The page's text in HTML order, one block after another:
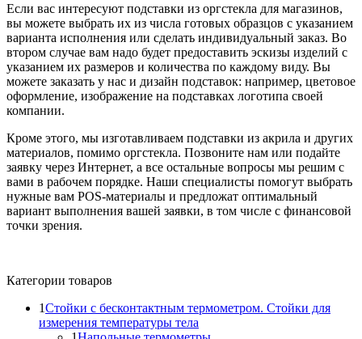
Если вас интересуют подставки из оргстекла для магазинов,
вы можете выбрать их из числа готовых образцов с указанием
варианта исполнения или сделать индивидуальный заказ. Во
втором случае вам надо будет предоставить эскизы изделий с
указанием их размеров и количества по каждому виду. Вы
можете заказать у нас и дизайн подставок: например, цветовое
оформление, изображение на подставках логотипа своей
компании.
Кроме этого, мы изготавливаем подставки из акрила и других
материалов, помимо оргстекла. Позвоните нам или подайте
заявку через Интернет, а все остальные вопросы мы решим с
вами в рабочем порядке. Наши специалисты помогут выбрать
нужные вам POS-материалы и предложат оптимальный
вариант выполнения вашей заявки, в том числе с финансовой
точки зрения.
Категории товаров
1Стойки с бесконтактным термометром. Стойки для
измерения температуры тела